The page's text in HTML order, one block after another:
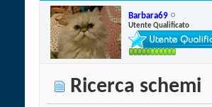
Barbara69
Utente Qualificato
Ricerca schemi